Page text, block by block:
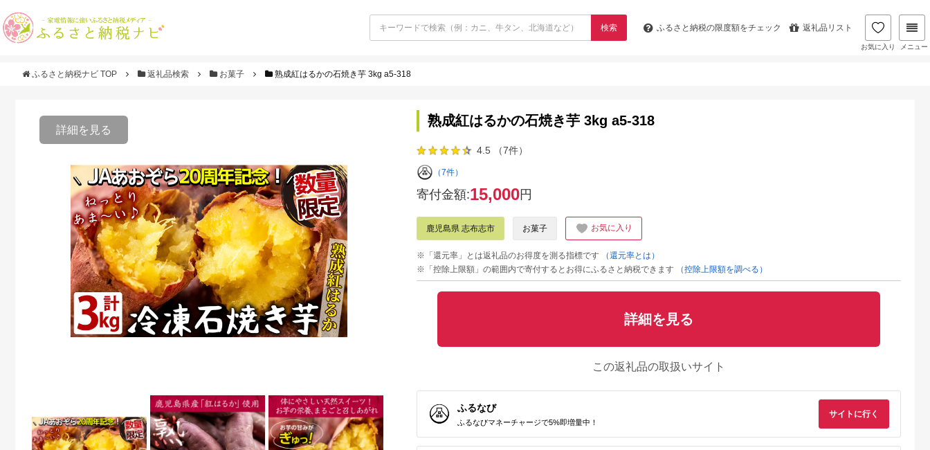
検索 ふるさと納税の限度額をチェック 返礼品リスト
お気に入り メニュー
ふるさと納税ナビ TOP 返礼品検索 お菓子 熟成紅はるかの石焼き芋 3kg a5-318
詳細を見る
熟成紅はるかの石焼き芋 3kg a5-318
4.5 （7件）
（7件）
寄付金額:15,000円
鹿児島県 志布志市 お菓子 お気に入り
※「還元率」とは返礼品のお得度を測る指標です
（還元率とは）
※「控除上限額」の範囲内で寄付するとお得にふるさと納税できます
（控除上限額を調べる）
詳細を見る
この返礼品の取扱いサイト
ふるなび
ふるなびマネーチャージで5%即増量中！
サイトに行く